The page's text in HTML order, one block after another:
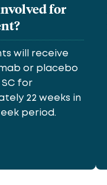
for
will receive
or placebo
for
22 weeks in
period.